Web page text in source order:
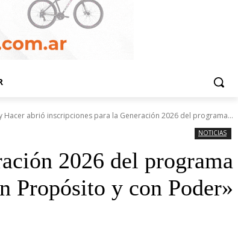
Hacer abrió inscripciones para la Generación 2026 del programa...
NOTICIAS
2026 del programa
Propósito y con Poder»